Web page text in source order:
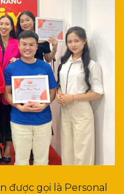
được gọi là Personal